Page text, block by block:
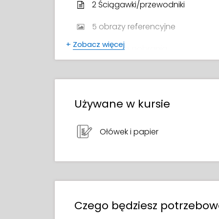
2 Ściągawki/przewodniki
5 obrazy referencyjne
Pędzle do pobrania
Certyfikat ukończenia kursu
+ Zobacz więcej
Używane w kursie
Ołówek i papier
Czego będziesz